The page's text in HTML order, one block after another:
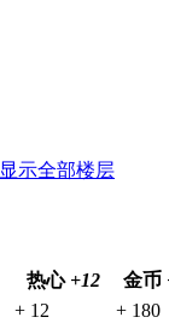
显示全部楼层
热心 +12 金币
+ 12 + 180